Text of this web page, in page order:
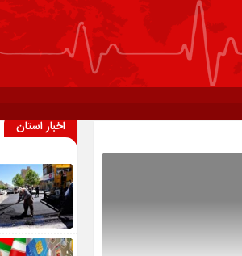
اخبار استان